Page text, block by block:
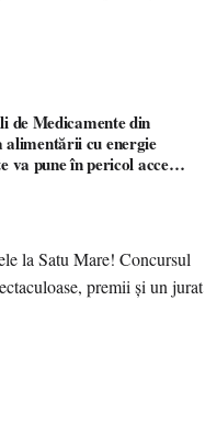
Medicamente din
cu energie
pune în pericol accesul